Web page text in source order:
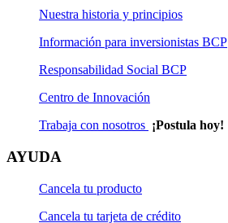
Nuestra historia y principios
Información para inversionistas BCP
Responsabilidad Social BCP
Centro de Innovación
Trabaja con nosotros ¡Postula hoy!
AYUDA
Cancela tu producto
Cancela tu tarjeta de crédito